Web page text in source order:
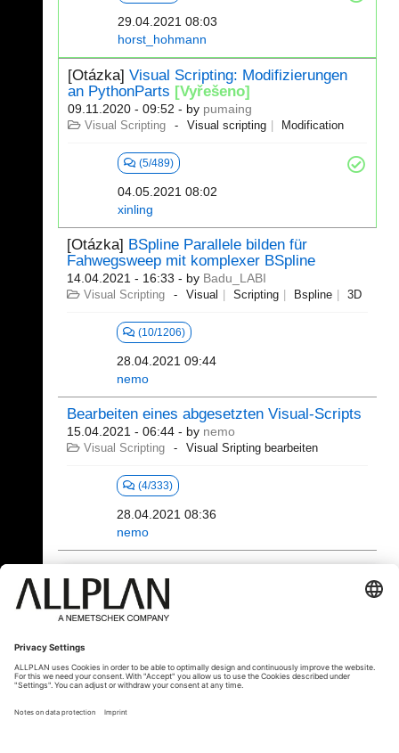
29.04.2021 08:03
horst_hohmann
[Otázka] Visual Scripting: Modifizierungen
an PythonParts [Vyřešeno]
09.11.2020 - 09:52 - by pumaing
Visual Scripting Visual scripting Modification
(5/489)
04.05.2021 08:02
xinling
[Otázka] BSpline Parallele bilden für
Fahwegsweep mit komplexer BSpline
14.04.2021 - 16:33 - by Badu_LABI
Visual Scripting Visual Scripting Bspline 3D
(10/1206)
28.04.2021 09:44
nemo
Bearbeiten eines abgesetzten Visual-Scripts
15.04.2021 - 06:44 - by nemo
Visual Scripting Visual Sripting bearbeiten
(4/333)
28.04.2021 08:36
nemo
321 - 340 (392)
⇤